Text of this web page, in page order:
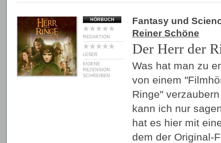
HÖRBUCH
REDAKTION
LESER
EIGENE
REZENSION
SCHREIBEN
Fantasy und
Reiner Schöne
Der Herr der
Was hat man zu
von einem
Ringe"
kann ich nur
hat es hier mit
dem der Original-